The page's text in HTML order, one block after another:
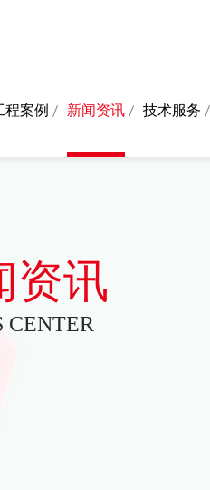
程案例 新闻资讯 技术服务
资讯
CENTER